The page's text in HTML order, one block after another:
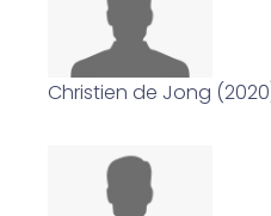
Christien de Jong